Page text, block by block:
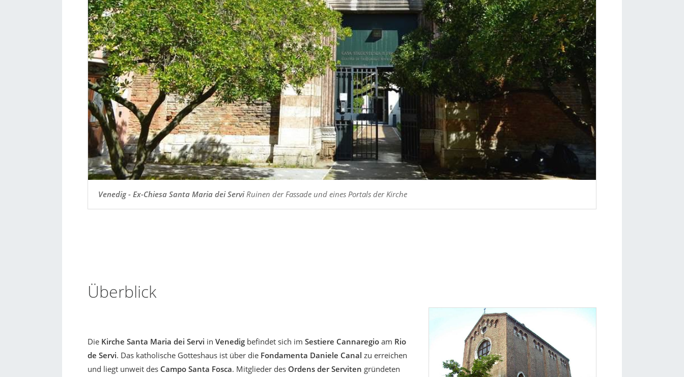
Venedig - Ex-Chiesa Santa Maria dei ServiRuinen der Fassade und eines Portals der Kirche
Überblick
Die Kirche Santa Maria dei Servi in Venedig befindet sich im Sestiere Cannaregio am Rio
de Servi. Das katholische Gotteshaus ist über die Fondamenta Daniele Canal zu erreichen
und liegt unweit des Campo Santa Fosca. Mitglieder des Ordens der Serviten gründeten